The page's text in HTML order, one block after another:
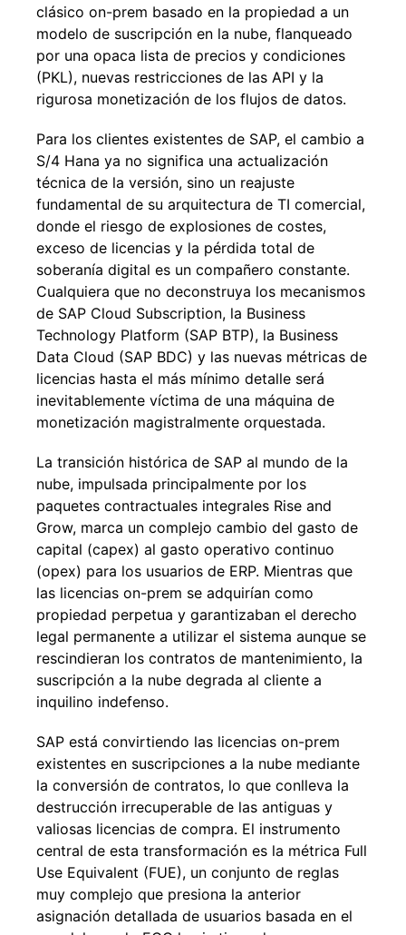
clásico on-prem basado en la propiedad a un
modelo de suscripción en la nube, flanqueado
por una opaca lista de precios y condiciones
(PKL), nuevas restricciones de las API y la
rigurosa monetización de los flujos de datos.
Para los clientes existentes de SAP, el cambio a
S/4 Hana ya no significa una actualización
técnica de la versión, sino un reajuste
fundamental de su arquitectura de TI comercial,
donde el riesgo de explosiones de costes,
exceso de licencias y la pérdida total de
soberanía digital es un compañero constante.
Cualquiera que no deconstruya los mecanismos
de SAP Cloud Subscription, la Business
Technology Platform (SAP BTP), la Business
Data Cloud (SAP BDC) y las nuevas métricas de
licencias hasta el más mínimo detalle será
inevitablemente víctima de una máquina de
monetización magistralmente orquestada.
La transición histórica de SAP al mundo de la
nube, impulsada principalmente por los
paquetes contractuales integrales Rise and
Grow, marca un complejo cambio del gasto de
capital (capex) al gasto operativo continuo
(opex) para los usuarios de ERP. Mientras que
las licencias on-prem se adquirían como
propiedad perpetua y garantizaban el derecho
legal permanente a utilizar el sistema aunque se
rescindieran los contratos de mantenimiento, la
suscripción a la nube degrada al cliente a
inquilino indefenso.
SAP está convirtiendo las licencias on-prem
existentes en suscripciones a la nube mediante
la conversión de contratos, lo que conlleva la
destrucción irrecuperable de las antiguas y
valiosas licencias de compra. El instrumento
central de esta transformación es la métrica Full
Use Equivalent (FUE), un conjunto de reglas
muy complejo que presiona la anterior
asignación detallada de usuarios basada en el